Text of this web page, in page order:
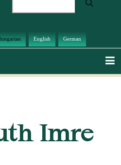
English German
Imre